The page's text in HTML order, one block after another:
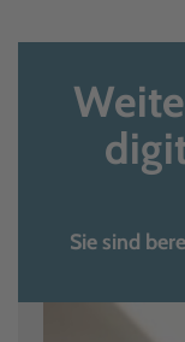
Sie sind